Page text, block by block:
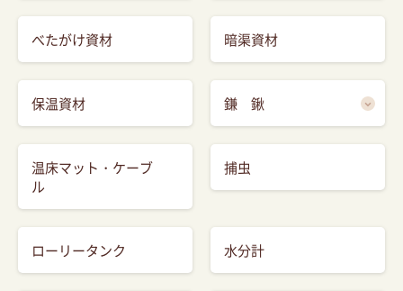
べたがけ資材 暗渠資材
保温資材 鎌 鍬
温床マット・ケーブ
ル
捕虫
ローリータンク 水分計